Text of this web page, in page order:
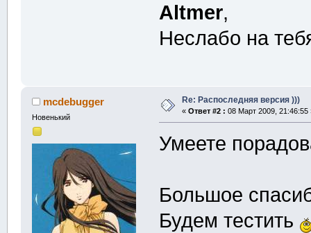
Altmer,
Неслабо на
mcdebugger
Новенький
Re: Распоследняя версия )))
« Ответ #2 : 08 Март 2009, 21:46:55
Умеете
Большое
Будем тестить